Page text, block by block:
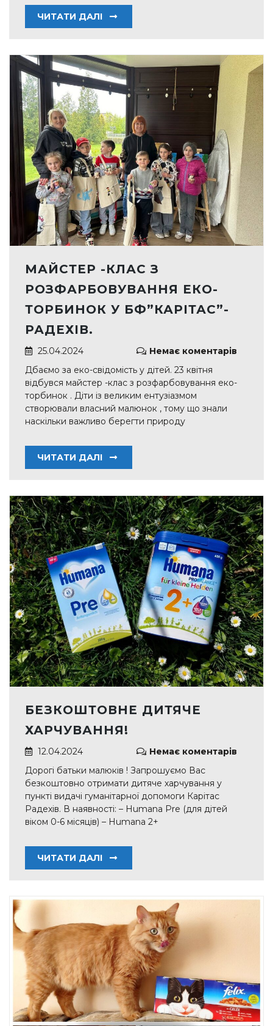
ЧИТАТИ ДАЛІ
МАЙСТЕР -КЛАС З
РОЗФАРБОВУВАННЯ ЕКО-
ТОРБИНОК У БФ”КАРІТАС”-
РАДЕХІВ.
25.04.2024
Немає коментарів
Дбаємо за еко-свідомість у дітей. 23 квітня
відбувся майстер -клас з розфарбовування еко-
торбинок . Діти із великим ентузіазмом
створювали власний малюнок , тому що знали
наскільки важливо берегти природу
ЧИТАТИ ДАЛІ
БЕЗКОШТОВНЕ ДИТЯЧЕ
ХАРЧУВАННЯ!
12.04.2024
Немає коментарів
Дорогі батьки малюків ! Запрошуємо Вас
безкоштовно отримати дитяче харчування у
пункті видачі гуманітарної допомоги Карітас
Радехів. В наявності: – Humana Pre (для дітей
віком 0-6 місяців) – Humana 2+
ЧИТАТИ ДАЛІ